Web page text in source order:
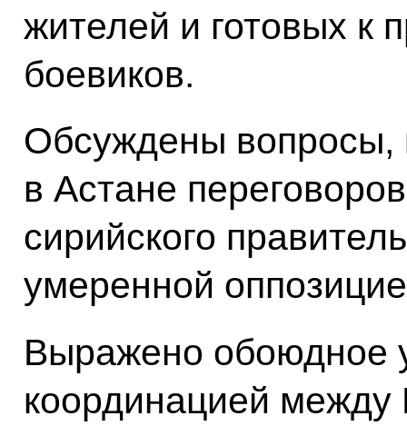
жителей и готовых к
боевиков.
Обсуждены вопросы,
в Астане
сирийского
умеренной
Выражено обоюдное
координацией между